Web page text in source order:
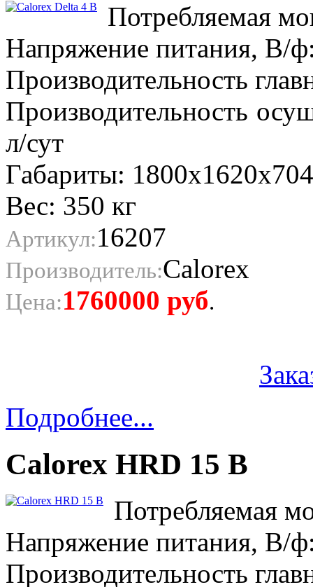
Потребляемая
Напряжение питания, В/
Производительность
Производительность
л/сут
Габариты:
Вес: 350 кг
Артикул:16207
Производитель:Calorex
Цена:1760000 руб.
Подробнее...
Calorex HRD 15 B
Потребляемая
Напряжение питания, В/
Производительность